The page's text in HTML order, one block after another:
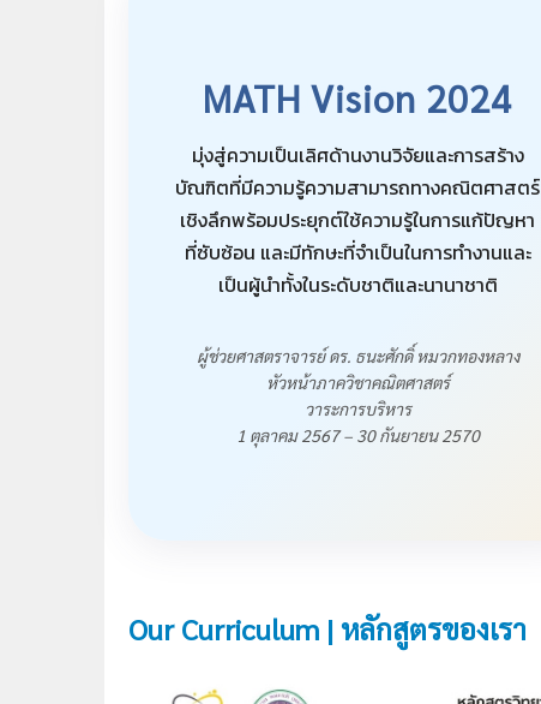
MATH Vision 2024
มุ่งสู่ความเป็นเลิศด้านงานวิจัยและการสร้าง
บัณฑิตที่มีความรู้ความสามารถทางคณิตศาสตร์
เชิงลึกพร้อมประยุกต์ใช้ความรู้ในการแก้ปัญหา
ที่ซับซ้อน และมีทักษะที่จำเป็นในการทำงานและ
เป็นผู้นำทั้งในระดับชาติและนานาชาติ
ผู้ช่วยศาสตราจารย์ ดร. ธนะศักดิ์ หมวกทองหลาง
หัวหน้าภาควิชาคณิตศาสตร์
วาระการบริหาร
1 ตุลาคม 2567 – 30 กันยายน 2570
Our Curriculum | หลักสูตรของเรา